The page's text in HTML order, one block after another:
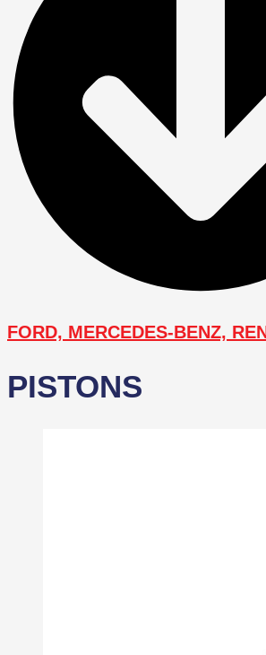
FORD, MERCEDES-BENZ,
PISTONS